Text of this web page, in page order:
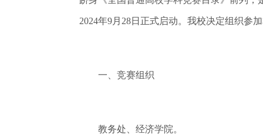
2024年9月28日正式启动。我校决定组织参
一、竞赛组织
教务处、经济学院。